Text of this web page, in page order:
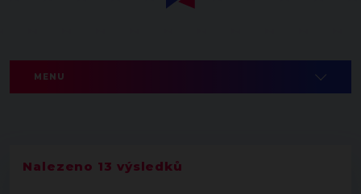
MENU
Nalezeno 13 výsledků